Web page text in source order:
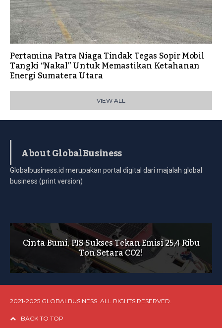
Pertamina Patra Niaga Tindak Tegas Sopir Mobil
Tangki “Nakal” Untuk Memastikan Ketahanan
Energi Sumatera Utara
VIEW ALL
About GlobalBusiness
Globalbusiness.id merupakan portal digital dari majalah global
business (print version)
Cinta Bumi, PIS Sukses Tekan Emisi 25,4 Ribu
Ton Setara CO2!
2021-2025 GLOBALBUSINESS. ALL RIGHTS RESERVED.
BACK TO TOP